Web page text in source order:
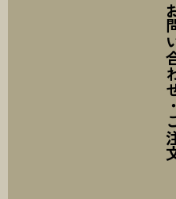
お問い